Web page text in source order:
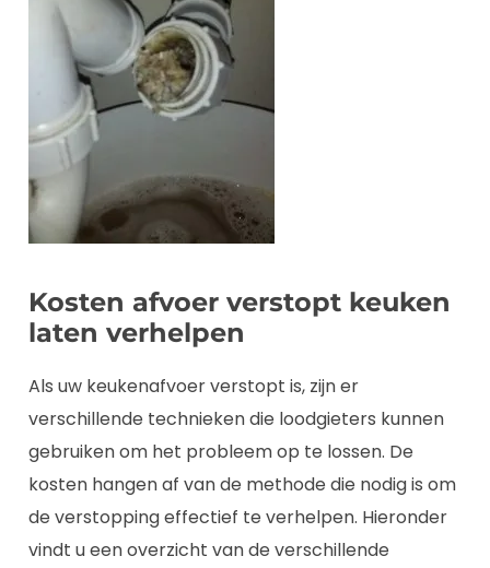
Kosten afvoer verstopt keuken
laten verhelpen
Als uw keukenafvoer verstopt is, zijn er
verschillende technieken die loodgieters kunnen
gebruiken om het probleem op te lossen. De
kosten hangen af van de methode die nodig is om
de verstopping effectief te verhelpen. Hieronder
vindt u een overzicht van de verschillende